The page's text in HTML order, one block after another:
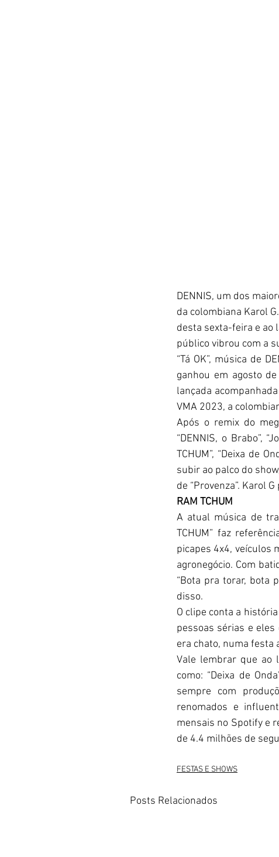
DENNIS, um dos
da colombiana Karol
desta sexta-feira e ao
público vibrou com a
“Tá OK”, música de
ganhou em agosto
lançada
VMA 2023, a
Após o remix do
“DENNIS, o Brabo”,
TCHUM”, “Deixa de
subir ao palco do
de “Provenza”. Karol
RAM TCHUM
A atual música de
TCHUM” faz
picapes 4x4, veículos
agronegócio. Com
“Bota pra torar, bota
disso.
O clipe conta a
pessoas sérias e
era chato, numa festa
Vale lembrar que ao
como: “Deixa de
sempre com
renomados e
mensais no Spotify e
de 4.4 milhões de
FESTAS E SHOWS
Posts Relacionados